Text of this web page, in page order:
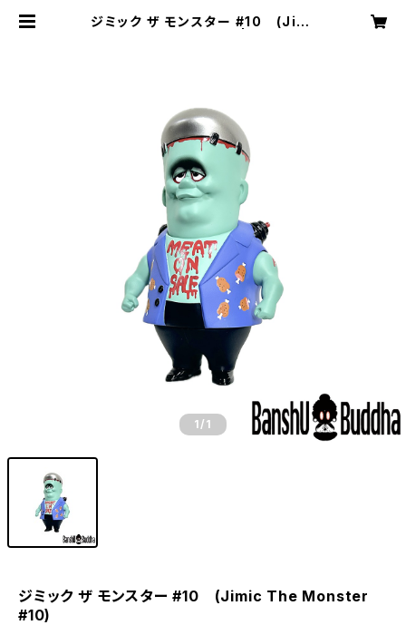
ジミック ザ モンスター #10 (Jimi
1 /1
ジミック ザ モンスター #10 (Jimic The Monster
#10)